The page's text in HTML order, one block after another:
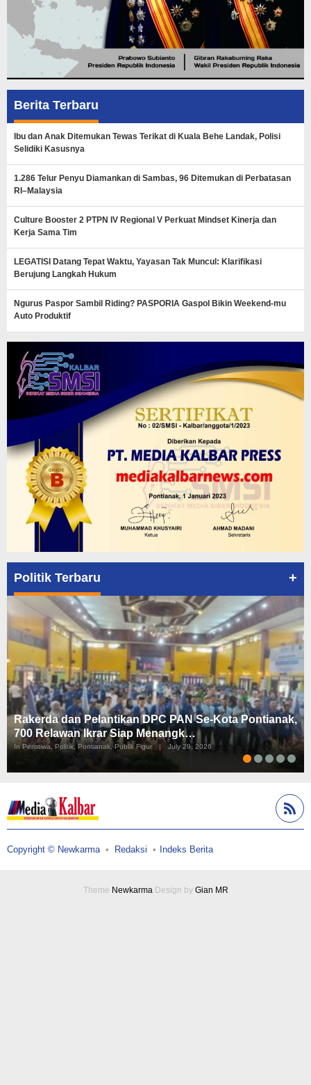
Berita Terbaru
Ibu dan Anak Ditemukan Tewas Terikat di Kuala Behe Landak, Polisi
Selidiki Kasusnya
1.286 Telur Penyu Diamankan di Sambas, 96 Ditemukan di Perbatasan
RI–Malaysia
Culture Booster 2 PTPN IV Regional V Perkuat Mindset Kinerja dan
Kerja Sama Tim
LEGATISI Datang Tepat Waktu, Yayasan Tak Muncul: Klarifikasi
Berujung Langkah Hukum
Ngurus Paspor Sambil Riding? PASPORIA Gaspol Bikin Weekend-mu
Auto Produktif
Politik Terbaru +
Rakerda dan Pelantikan DPC PAN Se-Kota Pontianak,
700 Relawan Ikrar Siap Menangk…
In Peristiwa, Politik, Pontianak, Publik Figur July 29, 2026
Copyright © Newkarma Redaksi Indeks Berita
Theme NewkarmaDesign by Gian MR